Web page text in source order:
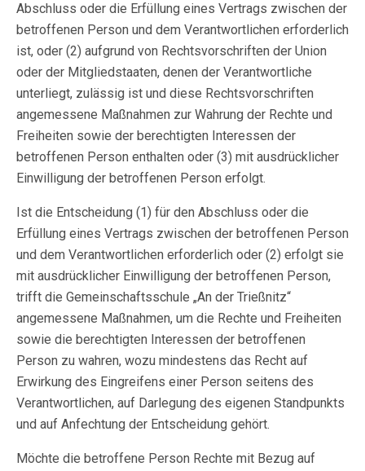
Abschluss oder die Erfüllung eines Vertrags zwischen der
betroffenen Person und dem Verantwortlichen erforderlich
ist, oder (2) aufgrund von Rechtsvorschriften der Union
oder der Mitgliedstaaten, denen der Verantwortliche
unterliegt, zulässig ist und diese Rechtsvorschriften
angemessene Maßnahmen zur Wahrung der Rechte und
Freiheiten sowie der berechtigten Interessen der
betroffenen Person enthalten oder (3) mit ausdrücklicher
Einwilligung der betroffenen Person erfolgt.
Ist die Entscheidung (1) für den Abschluss oder die
Erfüllung eines Vertrags zwischen der betroffenen Person
und dem Verantwortlichen erforderlich oder (2) erfolgt sie
mit ausdrücklicher Einwilligung der betroffenen Person,
trifft die Gemeinschaftsschule „An der Trießnitz“
angemessene Maßnahmen, um die Rechte und Freiheiten
sowie die berechtigten Interessen der betroffenen
Person zu wahren, wozu mindestens das Recht auf
Erwirkung des Eingreifens einer Person seitens des
Verantwortlichen, auf Darlegung des eigenen Standpunkts
und auf Anfechtung der Entscheidung gehört.
Möchte die betroffene Person Rechte mit Bezug auf